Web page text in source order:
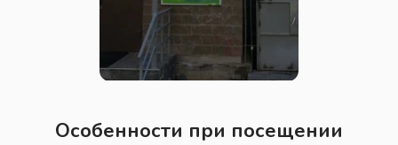
Особенности при посещении